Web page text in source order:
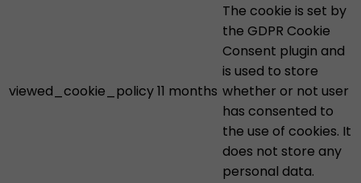
viewed_cookie_policy11 months
The cookie is set by
the GDPR Cookie
Consent plugin and
is used to store
whether or not user
has consented to
the use of cookies. It
does not store any
personal data.